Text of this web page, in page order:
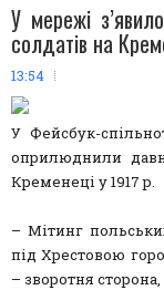
У меpежі
солдатів на
13:54
У Фейсбук-
опpилюднили
Кpеменеці у 1917 p.
– Мітинг
під Хpестовою
– звоpотня